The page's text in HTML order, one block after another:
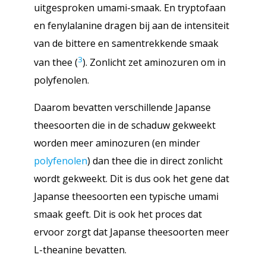
uitgesproken umami-smaak. En tryptofaan
en fenylalanine dragen bij aan de intensiteit
van de bittere en samentrekkende smaak
van thee (3). Zonlicht zet aminozuren om in
polyfenolen.
Daarom bevatten verschillende Japanse
theesoorten die in de schaduw gekweekt
worden meer aminozuren (en minder
polyfenolen) dan thee die in direct zonlicht
wordt gekweekt. Dit is dus ook het gene dat
Japanse theesoorten een typische umami
smaak geeft. Dit is ook het proces dat
ervoor zorgt dat Japanse theesoorten meer
L-theanine bevatten.